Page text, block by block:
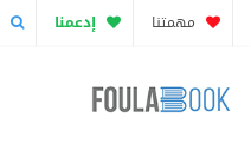
مهمتنا إدعمنا